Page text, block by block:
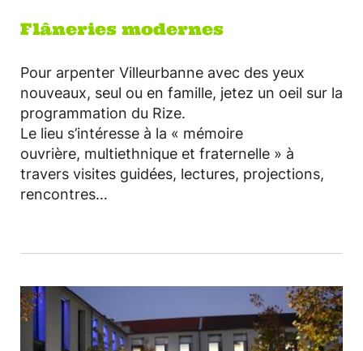
Flâneries modernes
Pour arpenter Villeurbanne avec des yeux
nouveaux, seul ou en famille, jetez un oeil sur la
programmation du Rize.
Le lieu s’intéresse à la « mémoire
ouvrière, multiethnique et fraternelle » à
travers visites guidées, lectures, projections,
rencontres…